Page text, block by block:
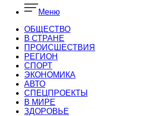
Меню
ОБЩЕСТВО
В СТРАНЕ
ПРОИСШЕСТВИЯ
РЕГИОН
CПОРТ
ЭКОНОМИКА
АВТО
СПЕЦПРОЕКТЫ
В МИРЕ
ЗДОРОВЬЕ